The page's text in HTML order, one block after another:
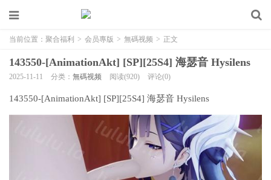
当前位置： 聚合福利 > 会员專版 > 無碼视频 > 正文
143550-[AnimationAkt] [SP][25S4] 海瑟音 Hysilens
2025-11-11 分类： 無碼视频 阅读(920) 评论(0)
143550-[AnimationAkt] [SP][25S4] 海瑟音 Hysilens